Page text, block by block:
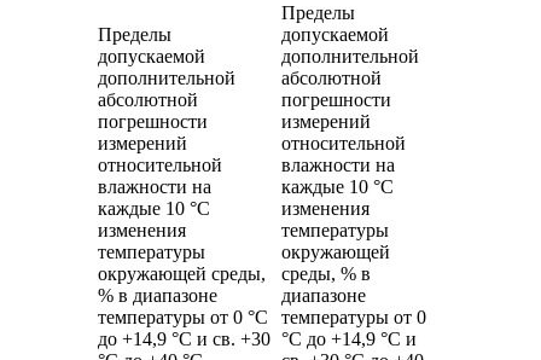
Пределы
допускаемой
дополнительной
абсолютной
погрешности
измерений
относительной
влажности на
каждые 10 °C
изменения
температуры
окружающей среды,
% в диапазоне
температуры от 0 °C
до +14,9 °C и св. +30
Пределы
допускаемой
дополнительной
абсолютной
погрешности
измерений
относительной
влажности на
каждые 10 °C
изменения
температуры
окружающей
среды, % в
диапазоне
температуры от 0
°C до +14,9 °C и